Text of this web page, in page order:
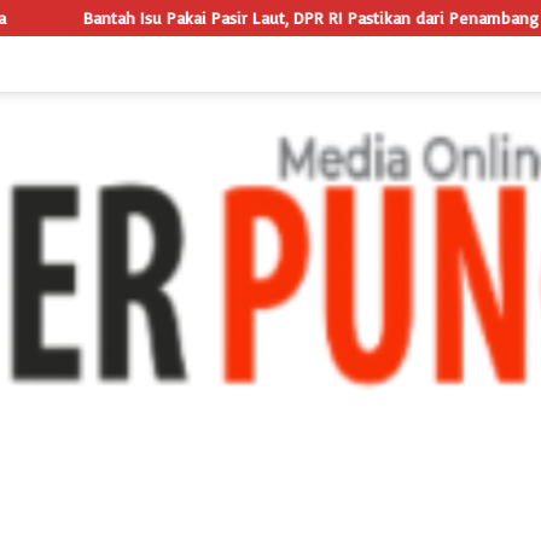
DPR RI Pastikan dari Penambang Resmi, Proyek Pengaman